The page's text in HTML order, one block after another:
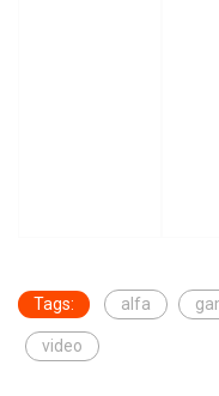
Tags: alfa
video